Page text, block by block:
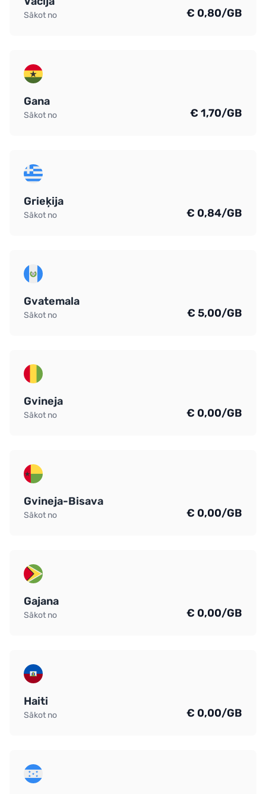
Sākot no € 0,80/GB
Gana
Sākot no € 1,70/GB
Grieķija
Sākot no € 0,84/GB
Gvatemala
Sākot no € 5,00/GB
Gvineja
Sākot no € 0,00/GB
Gvineja-Bisava
Sākot no € 0,00/GB
Gajana
Sākot no € 0,00/GB
Haiti
Sākot no € 0,00/GB